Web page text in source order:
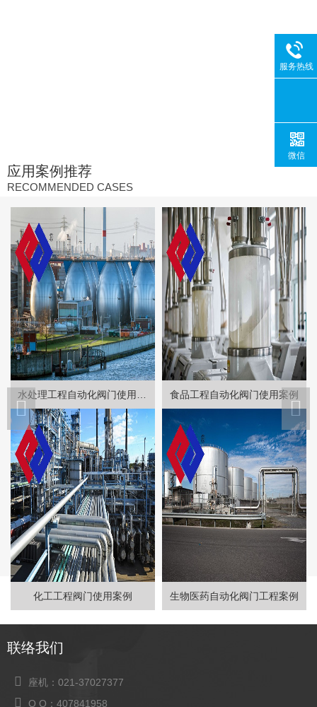
应用案例推荐
RECOMMENDED CASES
食品工程自动化阀门使用案例
化工工程阀门使用案例 生物医药自动化阀门工程案例
联络我们
座机：021-37027377
Q Q：407841958
服务热线
微信